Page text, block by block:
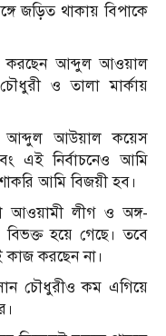
জড়িত থাকায় বিপাকে
করছেন আব্দুল আওয়াল
ও তালা মার্কায়
আব্দুল আউয়াল কয়েস
এই নির্বাচনেও আমি
আমি বিজয়ী হব।
আওয়ামী লীগ ও অঙ্গ-
হয়ে গেছে। তবে
কাজ করছেন না।
চৌধুরীও কম এগিয়ে